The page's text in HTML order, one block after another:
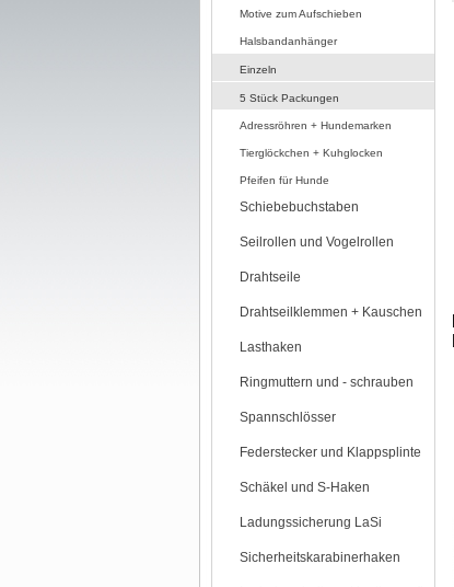
Motive zum Aufschieben
Halsbandanhänger
Einzeln
5 Stück Packungen
Adressröhren + Hundemarken
Tierglöckchen + Kuhglocken
Pfeifen für Hunde
Schiebebuchstaben
Seilrollen und Vogelrollen
Drahtseile
Drahtseilklemmen + Kauschen
Lasthaken
Ringmuttern und - schrauben
Spannschlösser
Federstecker und Klappsplinte
Schäkel und S-Haken
Ladungssicherung LaSi
Sicherheitskarabinerhaken